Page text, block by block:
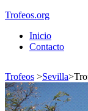
Trofeos.org
Inicio
Contacto
Trofeos >Sevilla>